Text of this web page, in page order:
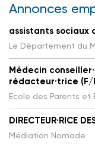
Annonces
assistants sociaux
Le Département du
Médecin
rédacteur·trice (F/
Ecole des Parents et
DIRECTEUR·RICE
Médiation Nomade